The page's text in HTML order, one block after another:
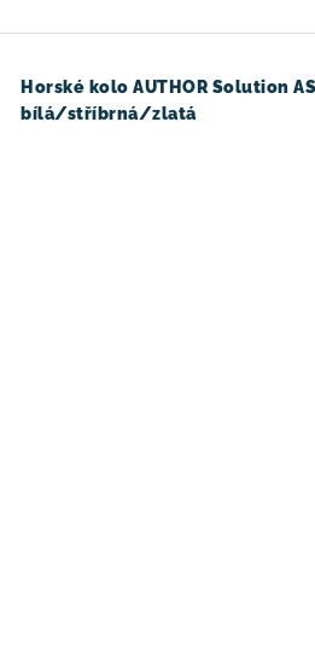
Horské kolo AUTHOR Solution
bílá/stříbrná/zlatá